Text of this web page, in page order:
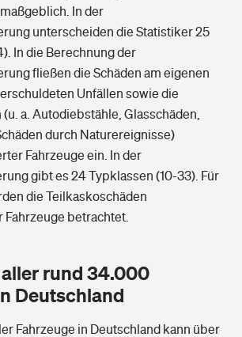
In der
unterscheiden die Statistiker 25
In die Berechnung der
fließen die Schäden am eigenen
Unfällen sowie die
a. Autodiebstähle, Glasschäden,
durch Naturereignisse)
Fahrzeuge ein. In der
gibt es 24 Typklassen (10-33). Für
die Teilkaskoschäden
betrachtet.
rund 34.000
Deutschland
Fahrzeuge in Deutschland kann über